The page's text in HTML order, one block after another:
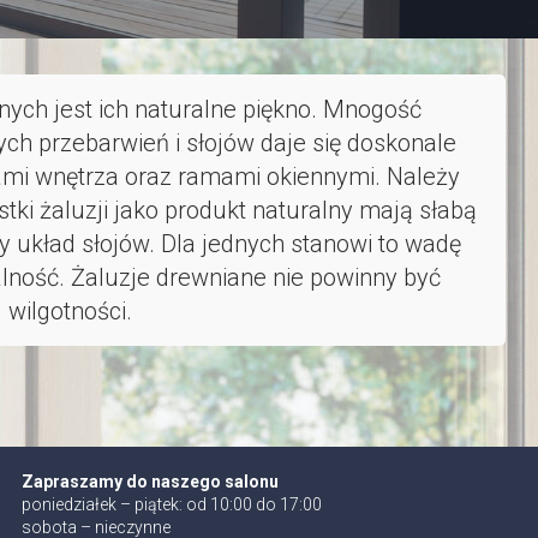
jest ich naturalne piękno. Mnogość
przebarwień i słojów daje się doskonale
wnętrza oraz ramami okiennymi. Należy
żaluzji jako produkt naturalny mają słabą
słojów. Dla jednych stanowi to wadę
Żaluzje drewniane nie powinny być
Zapraszamy do naszego salonu
poniedziałek – piątek: od 10:00 do 17:00
sobota – nieczynne